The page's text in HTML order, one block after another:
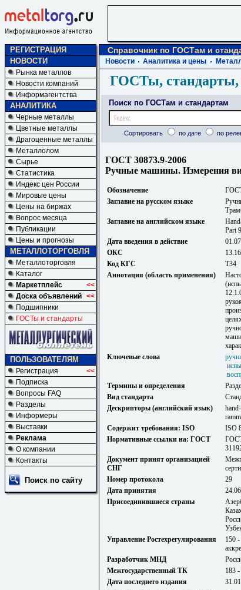
РЕГИСТРАЦИЯ
НОВОСТИ
Рынка металлов
Новости компаний
Информагентства
АНАЛИТИКА
Черные металлы
Цветные металлы
Драгоценные металлы
Металлолом
Сырье
Статистика
Индекс цен России
Мировые цены
Цены на биржах
Вопрос месяца
Публикации
Цены и прогнозы
МЕТАЛЛОТОРГОВЛЯ
Металлоторговля
Каталог
Маркетплейс
<<
Доска объявлений <<
Подшипники
ГОСТы и стандарты
ПОЛЬЗОВАТЕЛЯМ
Регистрация
<<
Подписка
Вопросы FAQ
Разделы
Информеры
Выставки
Реклама
О компании
Контакты
Поиск по сайту
Справочник по ГОСТам и
Новости Аналитика и цены
ГОСТы,
Поиск по ГОСТам и стандартам
Сортировать по дате по
ГОСТ 30873.9-2006
Ручные машины. Измерения
Обозначение
Заглавие на русском языке
Заглавие на английском языке
Part
Дата введения в действие
ОКС
Код КГС
Т34
Аннотация (область применения)
Ключевые слова
Термины и определения
Вид стандарта
Дескрипторы (английский язык)
Содержит требования: ISO
ISO
Нормативные ссылки на: ГОСТ
Документ принят организацией
СНГ
Номер протокола
29
Дата принятия
Присоединившиеся страны
Управление Ростехрегулирования
150
Разработчик МНД
Межгосударственный ТК
183
Дата последнего издания